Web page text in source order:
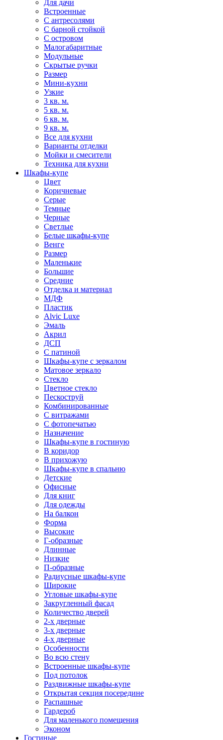
Для дачи
Встроенные
С антресолями
С барной стойкой
С островом
Малогабаритные
Модульные
Скрытые ручки
Размер
Мини-кухни
Узкие
3 кв. м.
5 кв. м.
6 кв. м.
9 кв. м.
Все для кухни
Варианты отделки
Мойки и смесители
Техника для кухни
Шкафы-купе
Цвет
Коричневые
Серые
Темные
Черные
Светлые
Белые шкафы-купе
Венге
Размер
Маленькие
Большие
Средние
Отделка и материал
МДФ
Пластик
Alvic Luxe
Эмаль
Акрил
ДСП
С патиной
Шкафы-купе с зеркалом
Матовое зеркало
Стекло
Цветное стекло
Пескоструй
Комбинированные
С витражами
С фотопечатью
Назначение
Шкафы-купе в гостиную
В коридор
В прихожую
Шкафы-купе в спальню
Детские
Офисные
Для книг
Для одежды
На балкон
Форма
Высокие
Г-образные
Длинные
Низкие
П-образные
Радиусные шкафы-купе
Широкие
Угловые шкафы-купе
Закругленный фасад
Количество дверей
2-х дверные
3-х дверные
4-х дверные
Особенности
Во всю стену
Встроенные шкафы-купе
Под потолок
Раздвижные шкафы-купе
Открытая секция посередине
Распашные
Гардероб
Для маленького помещения
Эконом
Гостиные